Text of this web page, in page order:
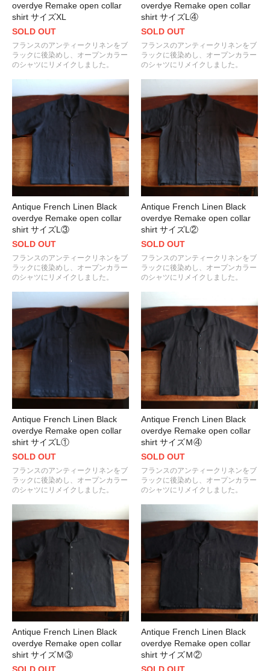
overdye Remake open collar
shirt サイズXL
SOLD OUT
フランスのアンティークリネンをブ
ラックに後染めし、オープンカラー
のシャツにリメイクしました。
overdye Remake open collar
shirt サイズL④
SOLD OUT
フランスのアンティークリネンをブ
ラックに後染めし、オープンカラー
のシャツにリメイクしました。
Antique French Linen Black
overdye Remake open collar
shirt サイズL③
SOLD OUT
フランスのアンティークリネンをブ
ラックに後染めし、オープンカラー
のシャツにリメイクしました。
Antique French Linen Black
overdye Remake open collar
shirt サイズL②
SOLD OUT
フランスのアンティークリネンをブ
ラックに後染めし、オープンカラー
のシャツにリメイクしました。
Antique French Linen Black
overdye Remake open collar
shirt サイズL①
SOLD OUT
フランスのアンティークリネンをブ
ラックに後染めし、オープンカラー
のシャツにリメイクしました。
Antique French Linen Black
overdye Remake open collar
shirt サイズＭ④
SOLD OUT
フランスのアンティークリネンをブ
ラックに後染めし、オープンカラー
のシャツにリメイクしました。
Antique French Linen Black
overdye Remake open collar
shirt サイズＭ③
Antique French Linen Black
overdye Remake open collar
shirt サイズＭ②